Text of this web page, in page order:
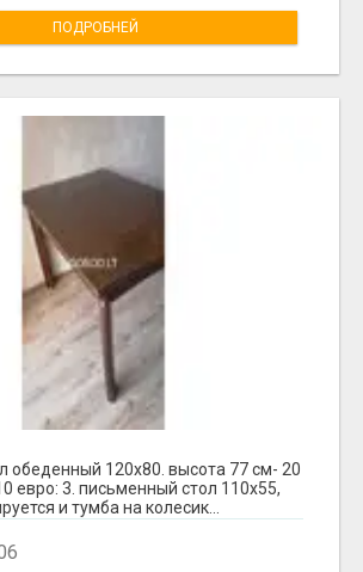
ПОДРОБНЕЙ
обеденный 120х80. высота 77 см- 20
евро: 3. письменный стол 110х55,
и тумба на колесик...